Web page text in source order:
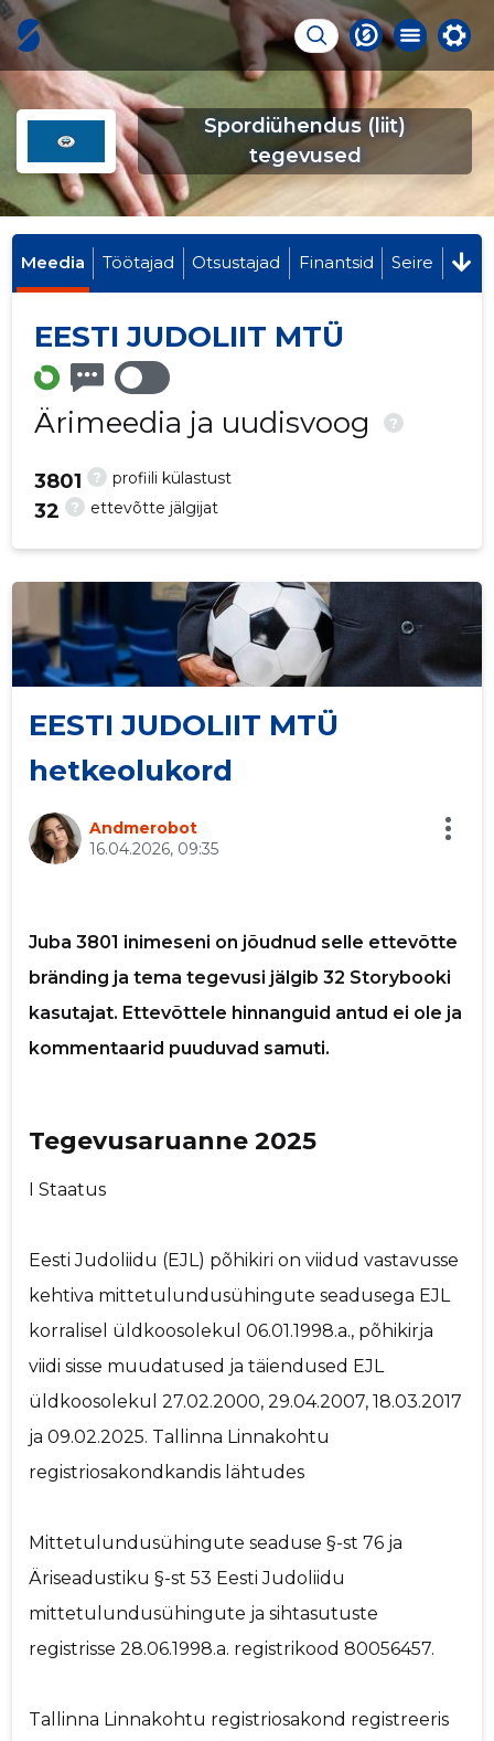
Spordiühendus (liit)
tegevused
Meedia Töötajad Otsustajad Finantsid Seire
EESTI JUDOLIIT MTÜ
Ärimeedia ja uudisvoog ?
? profiili külastust
3801
? ettevõtte jälgijat
32
EESTI JUDOLIIT MTÜ
hetkeolukord
Andmerobot
16.04.2026, 09:35
Juba 3801 inimeseni on jõudnud selle ettevõtte
bränding ja tema tegevusi jälgib 32 Storybooki
kasutajat. Ettevõttele hinnanguid antud ei ole ja
kommentaarid puuduvad samuti.
Tegevusaruanne 2025
I Staatus
Eesti Judoliidu (EJL) põhikiri on viidud vastavusse
kehtiva mittetulundusühingute seadusega EJL
korralisel üldkoosolekul 06.01.1998.a., põhikirja
viidi sisse muudatused ja täiendused EJL
üldkoosolekul 27.02.2000, 29.04.2007, 18.03.2017
ja 09.02.2025. Tallinna Linnakohtu
registriosakondkandis lähtudes
Mittetulundusühingute seaduse §-st 76 ja
Äriseadustiku §-st 53 Eesti Judoliidu
mittetulundusühingute ja sihtasutuste
registrisse 28.06.1998.a. registrikood 80056457.
Tallinna Linnakohtu registriosakond registreeris
Sinu kommentaar